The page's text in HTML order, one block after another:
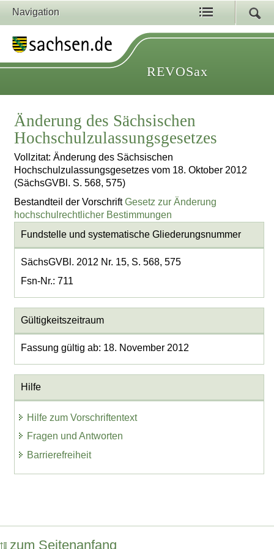
Navigation
REVOSax
Änderung des Sächsischen
Hochschulzulassungsgesetzes
Vollzitat: Änderung des Sächsischen
Hochschulzulassungsgesetzes vom 18. Oktober 2012
(SächsGVBl. S. 568, 575)
Bestandteil der VorschriftGesetz zur Änderung
hochschulrechtlicher Bestimmungen
Fundstelle und systematische Gliederungsnummer
SächsGVBl. 2012 Nr. 15, S. 568, 575
Fsn-Nr.: 711
Gültigkeitszeitraum
Fassung gültig ab: 18. November 2012
Hilfe
Hilfe zum Vorschriftentext
Fragen und Antworten
Barrierefreiheit
zum Seitenanfang